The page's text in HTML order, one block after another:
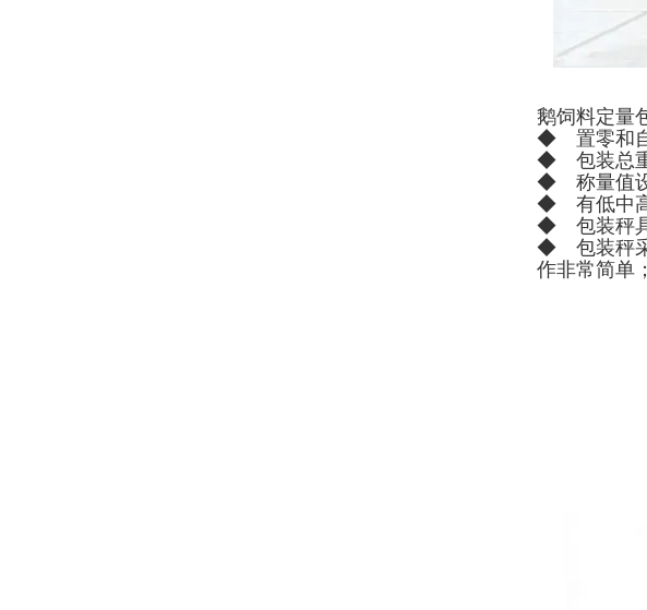
鹅饲料定量
◆ 置零和自
◆ 包装总重
◆ 称量值设
◆ 有低中高
◆ 包装秤具
◆ 包装秤采
作非常简单；